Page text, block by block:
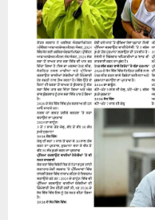
31